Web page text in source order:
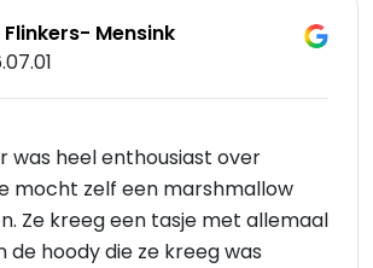
Flinkers- Mensink
was heel enthousiast over
mocht zelf een marshmallow
Ze kreeg een tasje met allemaal
de hoody die ze kreeg was